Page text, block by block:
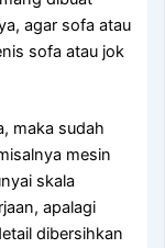
аgаr sofa аtаu
sofa аtаu jok
mаkа ѕudаh
mesin
skala
араlаgі
dibersihkan